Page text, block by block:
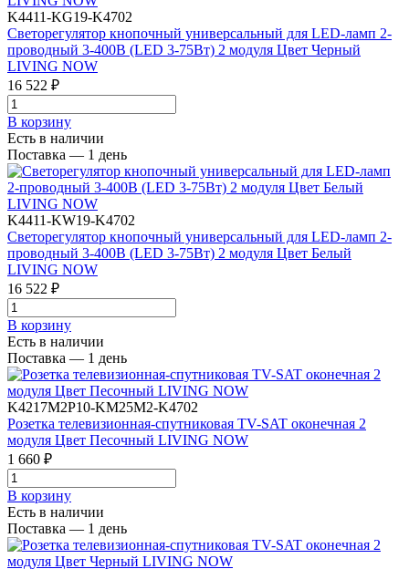
K4411-KG19-K4702
Светорегулятор кнопочный универсальный для LED-ламп 2-
проводный 3-400В (LED 3-75Вт) 2 модуля Цвет Черный
LIVING NOW
16 522 ₽
В корзинy
Есть в наличии
Поставка — 1 день
K4411-KW19-K4702
Светорегулятор кнопочный универсальный для LED-ламп 2-
проводный 3-400В (LED 3-75Вт) 2 модуля Цвет Белый
LIVING NOW
16 522 ₽
В корзинy
Есть в наличии
Поставка — 1 день
K4217M2P10-KM25M2-K4702
Розетка телевизионная-спутниковая TV-SAT оконечная 2
модуля Цвет Песочный LIVING NOW
1 660 ₽
В корзинy
Есть в наличии
Поставка — 1 день